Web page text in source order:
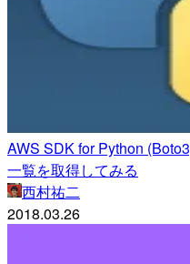
AWS SDK for Python
一覧を取得してみる
西村祐二
2018.03.26